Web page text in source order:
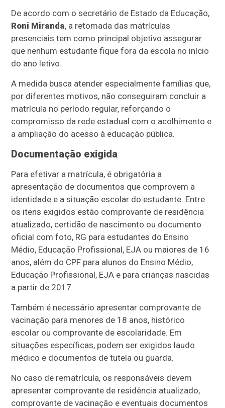
De acordo com o secretário de Estado da Educação,
Roni Miranda, a retomada das matrículas
presenciais tem como principal objetivo assegurar
que nenhum estudante fique fora da escola no início
do ano letivo.
A medida busca atender especialmente famílias que,
por diferentes motivos, não conseguiram concluir a
matrícula no período regular, reforçando o
compromisso da rede estadual com o acolhimento e
a ampliação do acesso à educação pública.
Documentação exigida
Para efetivar a matrícula, é obrigatória a
apresentação de documentos que comprovem a
identidade e a situação escolar do estudante. Entre
os itens exigidos estão comprovante de residência
atualizado, certidão de nascimento ou documento
oficial com foto, RG para estudantes do Ensino
Médio, Educação Profissional, EJA ou maiores de 16
anos, além do CPF para alunos do Ensino Médio,
Educação Profissional, EJA e para crianças nascidas
a partir de 2017.
Também é necessário apresentar comprovante de
vacinação para menores de 18 anos, histórico
escolar ou comprovante de escolaridade. Em
situações específicas, podem ser exigidos laudo
médico e documentos de tutela ou guarda.
No caso de rematrícula, os responsáveis devem
apresentar comprovante de residência atualizado,
comprovante de vacinação e eventuais documentos